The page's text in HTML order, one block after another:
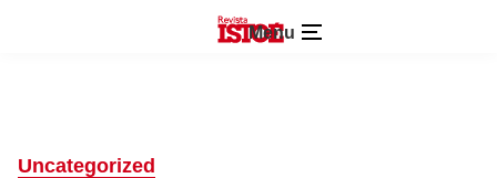
Menu
Uncategorized